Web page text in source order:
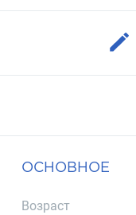
ОСНОВНОЕ
Возраст